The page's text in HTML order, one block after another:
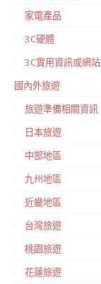
家電產品
3C硬體
3C實用資訊或網
國內外旅遊
旅遊準備相關資訊
日本旅遊
中部地區
九州地區
近畿地區
台灣旅遊
桃園旅遊
花蓮旅遊